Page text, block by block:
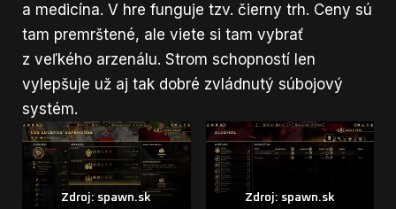
a medicína. V hre funguje tzv. čierny trh. Ceny sú
tam premrštené, ale viete si tam vybrať
z veľkého arzenálu. Strom schopností len
vylepšuje už aj tak dobré zvládnutý súbojový
systém.
Zdroj: spawn.sk Zdroj: spawn.sk